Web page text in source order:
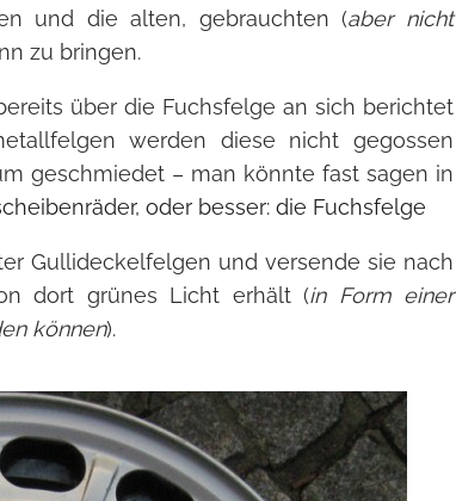
und die alten, gebrauchten (aber nicht
zu bringen.
über die Fuchsfelge an sich berichtet
werden diese nicht gegossen
geschmiedet – man könnte fast sagen in
oder besser: die Fuchsfelge
Gullideckelfelgen und versende sie nach
dort grünes Licht erhält (in Form einer
können).